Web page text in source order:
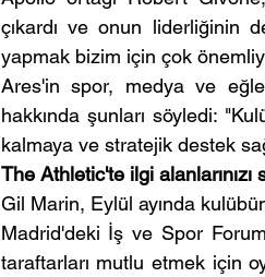
çıkardı ve onun liderliğinin
yapmak bizim için çok
Ares'in spor, medya ve
hakkında şunları söyledi:
kalmaya ve stratejik destek
The Athletic'te ilgi alanlarınızı
Gil Marin, Eylül ayında
Madrid'deki İş ve Spor
taraftarları mutlu etmek için